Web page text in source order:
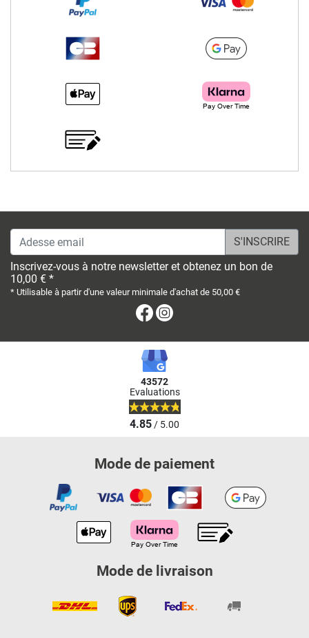
Adesse email
Inscrivez-vous à notre newsletter et obtenez un bon de
10,00 € *
* Utilisable à partir d'une valeur minimale d'achat de 50,00 €
Facebook
43572
Evaluations
4.85/ 5.00
Mode de paiement
Mode de livraison